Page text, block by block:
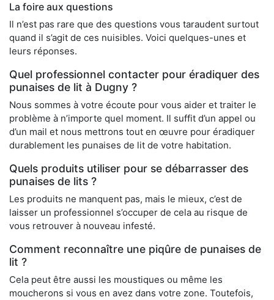
La foire aux questions
Il n’est pas rare que des questions vous taraudent surtout
quand il s’agit de ces nuisibles. Voici quelques-unes et
leurs réponses.
Quel professionnel contacter pour éradiquer des
punaises de lit à Dugny ?
Nous sommes à votre écoute pour vous aider et traiter le
problème à n’importe quel moment. Il suffit d’un appel ou
d’un mail et nous mettrons tout en œuvre pour éradiquer
durablement les punaises de lit de votre habitation.
Quels produits utiliser pour se débarrasser des
punaises de lits ?
Les produits ne manquent pas, mais le mieux, c’est de
laisser un professionnel s’occuper de cela au risque de
vous retrouver à nouveau infesté.
Comment reconnaître une piqûre de punaises de
lit ?
Cela peut être aussi les moustiques ou même les
moucherons si vous en avez dans votre zone. Toutefois,